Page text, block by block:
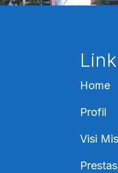
Home
Profil
Visi